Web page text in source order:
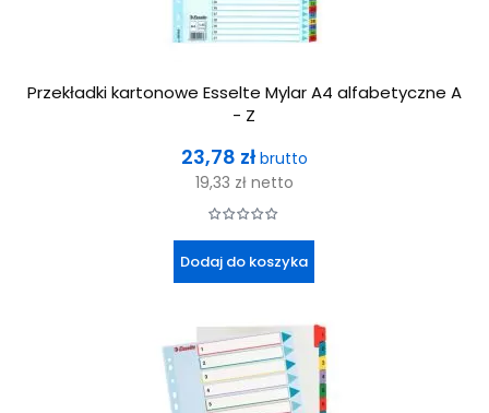
Przekładki kartonowe Esselte Mylar A4 alfabetyczne A
- Z
Cena
23,78 zł brutto
19,33 zł netto
Dodaj do koszyka